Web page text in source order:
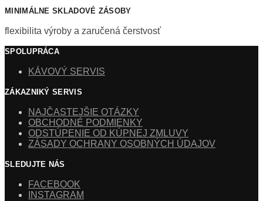
MINIMÁLNE SKLADOVÉ ZÁSOBY
flexibilita výroby a zaručená čerstvosť
SPOLUPRÁCA
KÁVOVÝ SERVIS
ZÁKAZNIKÝ SERVIS
NAJČASTEJŠIE OTÁZKY
OBCHODNÉ PODMIENKY
ODSTÚPENIE OD KÚPNEJ ZMLUVY
ZÁSADY OCHRANY OSOBNÝCH ÚDAJOV
SLEDUJTE NÁS
FACEBOOK
INSTAGRAM